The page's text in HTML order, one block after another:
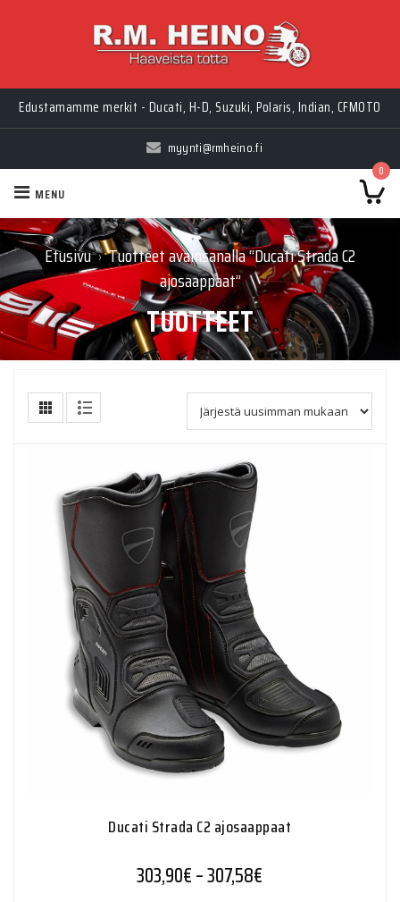
Edustamamme merkit - Ducati, H-D, Suzuki, Polaris, Indian, CFMOTO
myynti@rmheino.fi
0
MENU
Etusivu › Tuotteet avainsanalla “Ducati Strada C2
ajosaappaat”
TUOTTEET
Ducati Strada C2 ajosaappaat
303,90€–307,58€